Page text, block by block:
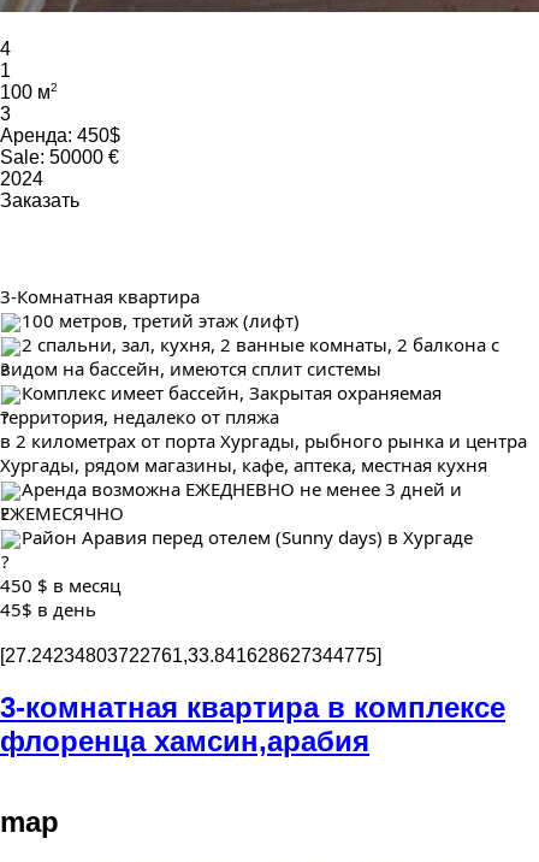
4
1
100 м2
3
Аренда: 450$
Sale: 50000 €
2024
Заказать
3-Комнатная квартира
100 метров, третий этаж (лифт)
2 спальни, зал, кухня, 2 ванные комнаты, 2 балкона с
видом на бассейн, имеются сплит системы
Комплекс имеет бассейн, Закрытая охраняемая
территория, недалеко от пляжа
в 2 километрах от порта Хургады, рыбного рынка и центра
Хургады, рядом магазины, кафе, аптека, местная кухня
Аренда возможна ЕЖЕДНЕВНО не менее 3 дней и
ЕЖЕМЕСЯЧНО
Район Аравия перед отелем (Sunny days) в Хургаде
450 $ в месяц
45$ в день
[27.24234803722761,33.841628627344775]
3-комнатная квартира в комплексе
флоренца хамсин,арабия
map